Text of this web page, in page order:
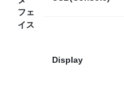
フェ
イス
Display